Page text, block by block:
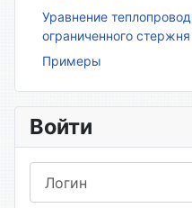
Уравнение
ограниченного стержня
Примеры
Войти